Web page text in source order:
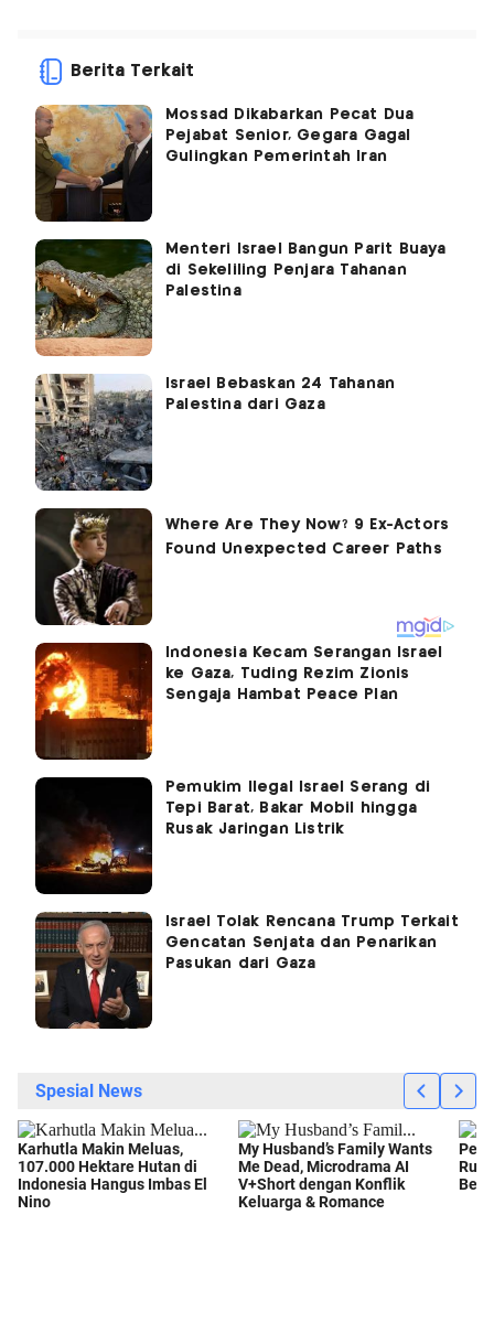
Berita Terkait
Mossad Dikabarkan Pecat Dua
Pejabat Senior, Gegara Gagal
Gulingkan Pemerintah Iran
Menteri Israel Bangun Parit Buaya
di Sekeliling Penjara Tahanan
Palestina
Israel Bebaskan 24 Tahanan
Palestina dari Gaza
Indonesia Kecam Serangan Israel
ke Gaza, Tuding Rezim Zionis
Sengaja Hambat Peace Plan
Pemukim Ilegal Israel Serang di
Tepi Barat, Bakar Mobil hingga
Rusak Jaringan Listrik
Israel Tolak Rencana Trump Terkait
Gencatan Senjata dan Penarikan
Pasukan dari Gaza